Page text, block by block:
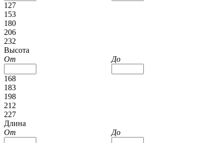
127
153
180
206
232
Высота
От
До
168
183
198
212
227
Длина
От
До